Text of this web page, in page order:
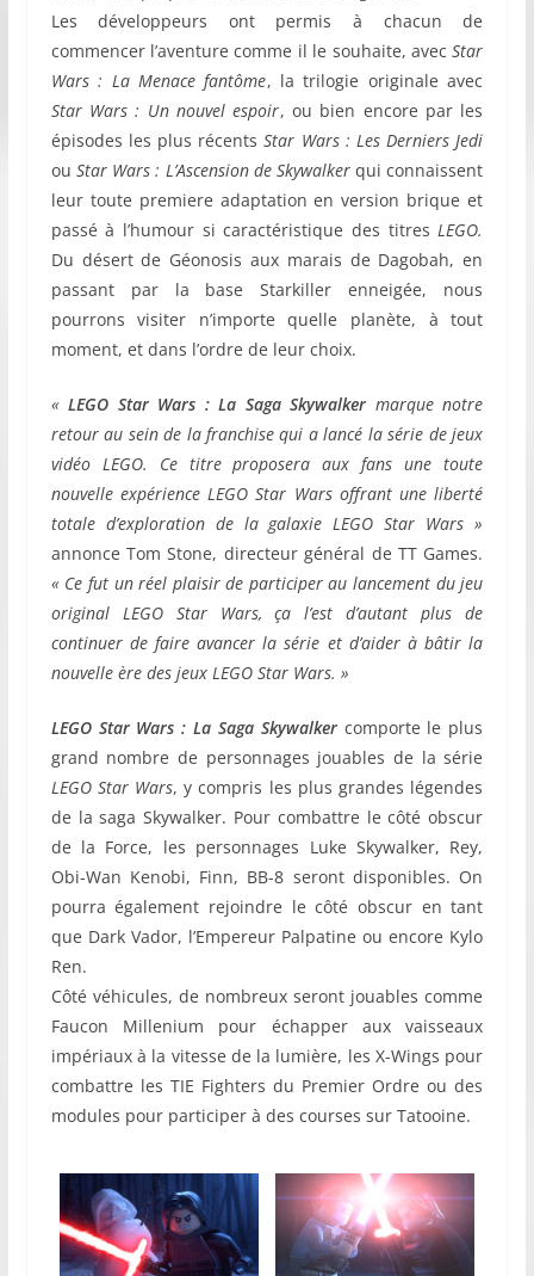
Les développeurs ont permis à chacun de
commencer l’aventure comme il le souhaite, avec Star
Wars : La Menace fantôme, la trilogie originale avec
Star Wars : Un nouvel espoir, ou bien encore par les
épisodes les plus récentsStar Wars : Les Derniers Jedi
ou Star Wars : L’Ascension de Skywalkerqui connaissent
leur toute premiere adaptation en version brique et
passé à l’humour si caractéristique des titres LEGO.
Du désert de Géonosis aux marais de Dagobah, en
passant par la base Starkiller enneigée, nous
pourrons visiter n’importe quelle planète, à tout
moment, et dans l’ordre de leur choix.
«LEGO Star Wars : La Saga Skywalker marque notre
retour au sein de la franchise qui a lancé la série de jeux
vidéo LEGO. Ce titre proposera aux fans une toute
nouvelle expérience LEGO Star Wars offrant une liberté
totale d’exploration de la galaxie LEGO Star Wars »
annonce Tom Stone, directeur général de TT Games.
« Ce fut un réel plaisir de participer au lancement du jeu
original LEGO Star Wars, ça l’est d’autant plus de
continuer de faire avancer la série et d’aider à bâtir la
nouvelle ère des jeux LEGO Star Wars. »
LEGO Star Wars : La Saga Skywalker comporte le plus
grand nombre de personnages jouables de la série
LEGO Star Wars, y compris les plus grandes légendes
de la saga Skywalker. Pour combattre le côté obscur
de la Force, les personnages Luke Skywalker, Rey,
Obi-Wan Kenobi, Finn, BB-8 seront disponibles. On
pourra également rejoindre le côté obscur en tant
que Dark Vador, l’Empereur Palpatine ou encore Kylo
Ren.
Côté véhicules, de nombreux seront jouables comme
Faucon Millenium pour échapper aux vaisseaux
impériaux à la vitesse de la lumière, les X-Wings pour
combattre les TIE Fighters du Premier Ordre ou des
modules pour participer à des courses sur Tatooine.